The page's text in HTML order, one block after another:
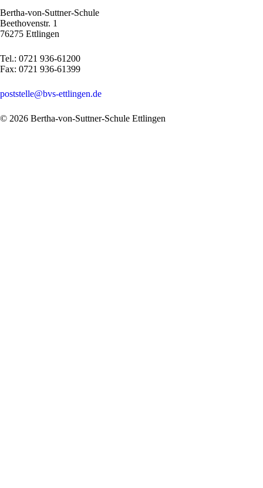
Bertha-von-Suttner-Schule
Beethovenstr. 1
76275 Ettlingen
Tel.: 0721 936-61200
Fax: 0721 936-61399
poststelle@bvs-ettlingen.de
© 2026 Bertha-von-Suttner-Schule Ettlingen